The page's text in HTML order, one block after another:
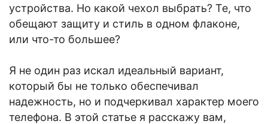
устройства. Но какой чехол выбрать? Те, что
обещают защиту и стиль в одном флаконе,
или что-то большее?
Я не один раз искал идеальный вариант,
который бы не только обеспечивал
надежность, но и подчеркивал характер моего
телефона. В этой статье я расскажу вам,